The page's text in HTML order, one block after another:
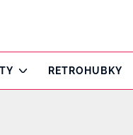
RETROHUBKY